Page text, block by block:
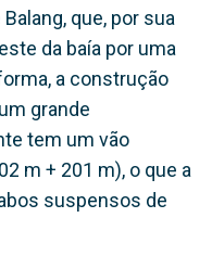
que, por sua
da baía por uma
a construção
grande
tem um vão
m + 201 m), o que a
suspensos de